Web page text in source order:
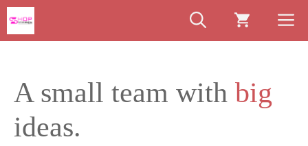
Chuyển
đến
nội
A small team with big
ideas.